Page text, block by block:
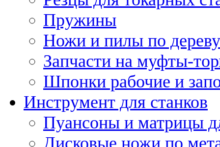
Пружины
Ножи и пилы по дереву
Запчасти на муфты-
Шпонки рабочие и
Инструмент для станков
Пуансоны и матрицы
Дисковые ножи по